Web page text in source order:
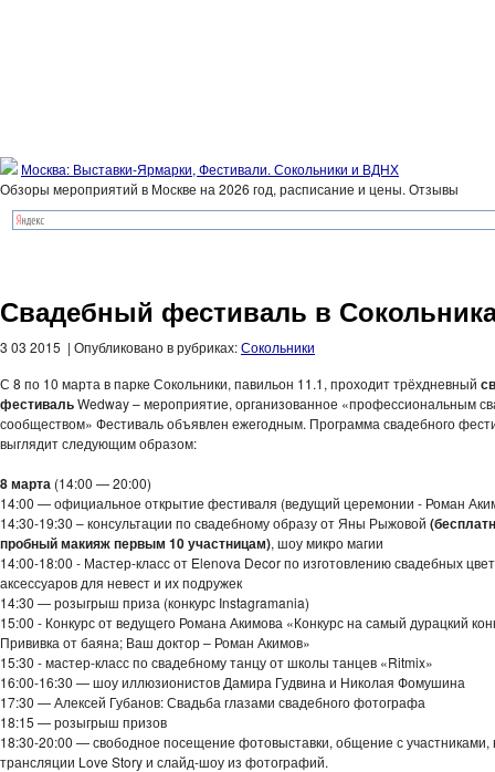
Москва: Выставки-Ярмарки, Фестивали. Сокольники и ВДНХ
Обзоры мероприятий в Москве на 2026 год, расписание и цены. Отзывы
Свадебный фестиваль в
3 03 2015 | Опубликовано в рубриках:Сокольники
С 8 по 10 марта в парке Сокольники, павильон 11.1, проходит трёхдневный
фестивальWedway – мероприятие, организованное «профессиональным
сообществом» Фестиваль объявлен ежегодным. Программа свадебного
выглядит следующим образом:
8 марта (14:00 — 20:00)
14:00 — официальное открытие фестиваля (ведущий церемонии - Роман
14:30-19:30 – консультации по свадебному образу от Яны Рыжовой
пробный макияж первым 10 участницам), шоу микро магии
14:00-18:00 - Мастер-класс от Elenova Decor по изготовлению свадебных
аксессуаров для невест и их подружек
14:30 — розыгрыш приза (конкурс Instagramania)
15:00 - Конкурс от ведущего Романа Акимова «Конкурс на самый дурацкий
Прививка от баяна; Ваш доктор – Роман Акимов»
15:30 - мастер-класс по свадебному танцу от школы танцев «Ritmix»
16:00-16:30 — шоу иллюзионистов Дамира Гудвина и Николая Фомушина
17:30 — Алексей Губанов: Свадьба глазами свадебного фотографа
18:15 — розыгрыш призов
18:30-20:00 — свободное посещение фотовыставки, общение с участниками,
трансляции Love Story и слайд-шоу из фотографий.